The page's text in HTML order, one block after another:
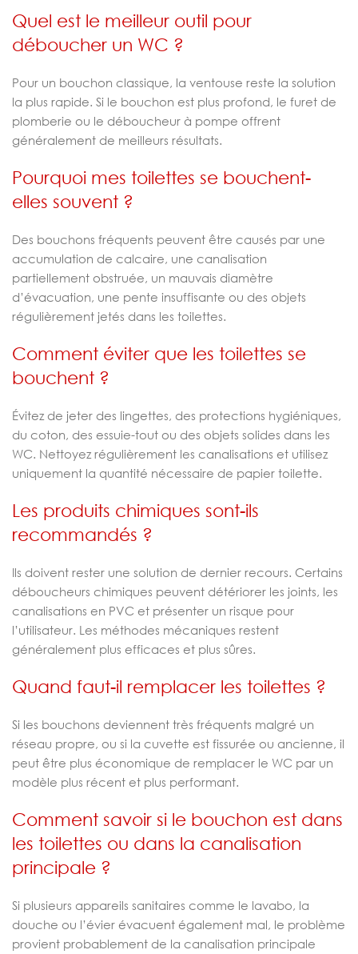
Quel est le meilleur outil pour
déboucher un WC ?
Pour un bouchon classique, la ventouse reste la solution
la plus rapide. Si le bouchon est plus profond, le furet de
plomberie ou le déboucheur à pompe offrent
généralement de meilleurs résultats.
Pourquoi mes toilettes se bouchent-
elles souvent ?
Des bouchons fréquents peuvent être causés par une
accumulation de calcaire, une canalisation
partiellement obstruée, un mauvais diamètre
d’évacuation, une pente insuffisante ou des objets
régulièrement jetés dans les toilettes.
Comment éviter que les toilettes se
bouchent ?
Évitez de jeter des lingettes, des protections hygiéniques,
du coton, des essuie-tout ou des objets solides dans les
WC. Nettoyez régulièrement les canalisations et utilisez
uniquement la quantité nécessaire de papier toilette.
Les produits chimiques sont-ils
recommandés ?
Ils doivent rester une solution de dernier recours. Certains
déboucheurs chimiques peuvent détériorer les joints, les
canalisations en PVC et présenter un risque pour
l’utilisateur. Les méthodes mécaniques restent
généralement plus efficaces et plus sûres.
Quand faut-il remplacer les toilettes ?
Si les bouchons deviennent très fréquents malgré un
réseau propre, ou si la cuvette est fissurée ou ancienne, il
peut être plus économique de remplacer le WC par un
modèle plus récent et plus performant.
Comment savoir si le bouchon est dans
les toilettes ou dans la canalisation
principale ?
Si plusieurs appareils sanitaires comme le lavabo, la
douche ou l’évier évacuent également mal, le problème
provient probablement de la canalisation principale